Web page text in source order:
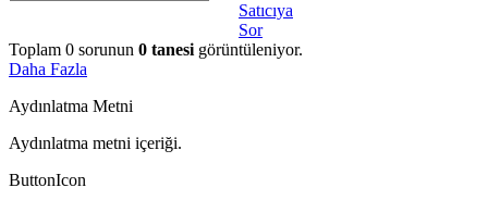
Satıcıya
Sor
Toplam 0 sorunun 0 tanesi görüntüleniyor.
Daha Fazla
Aydınlatma Metni
Aydınlatma metni içeriği.
ButtonIcon